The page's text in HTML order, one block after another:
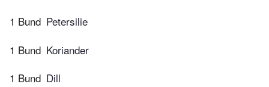
1 Bund Petersilie
1 Bund Koriander
1 Bund Dill